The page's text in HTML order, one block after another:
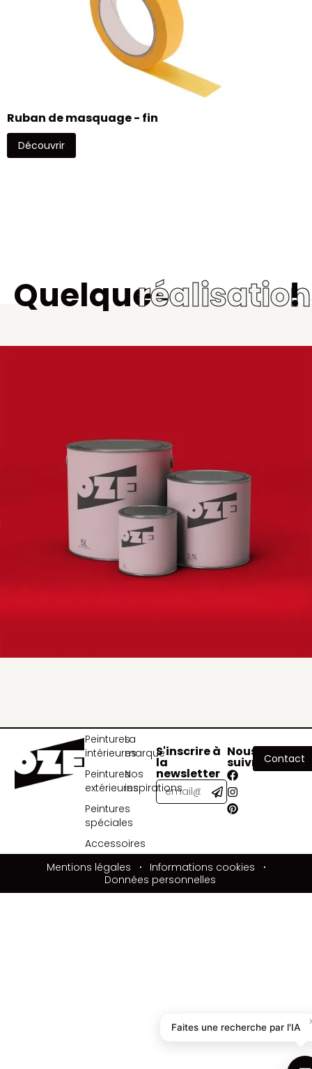
Ruban de masquage - fin
Découvrir
Quelques !
Peintures
intérieures
Peintures
extérieures
Peintures
spéciales
Accessoires
La
marque
Nos
inspirations
S'inscrire à
la
newsletter
Nous
suivre Contact
Mentions légales
Informations cookies
Données personnelles
Faites une recherche par l'IA